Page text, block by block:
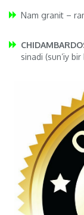
Nam granit –
sinadi (sun’iy